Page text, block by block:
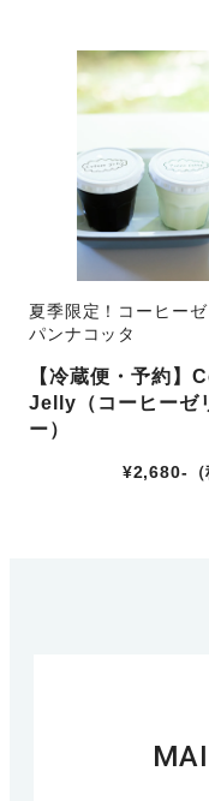
夏季限定！コーヒー
パンナコッタ
【冷蔵便・予約】
Jelly（コーヒーゼ
ー）
¥2,680-（